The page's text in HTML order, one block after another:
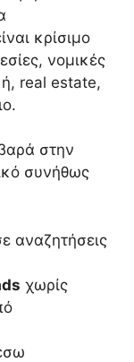
κρίσιμο
νομικές
real estate,
στην
συνήθως
αναζητήσεις
χωρίς